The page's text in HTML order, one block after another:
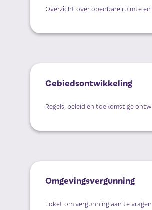
Gebiedsontwikkeling
Omgevingsvergunning
Loket om vergunning aan te vragen